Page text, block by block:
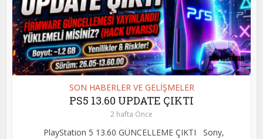
SON HABERLER VE GELİŞMELER
PS5 13.60 UPDATE ÇIKTI
2 hafta Önce
PlayStation 5 13.60 GÜNCELLEME ÇIKTI Sony,